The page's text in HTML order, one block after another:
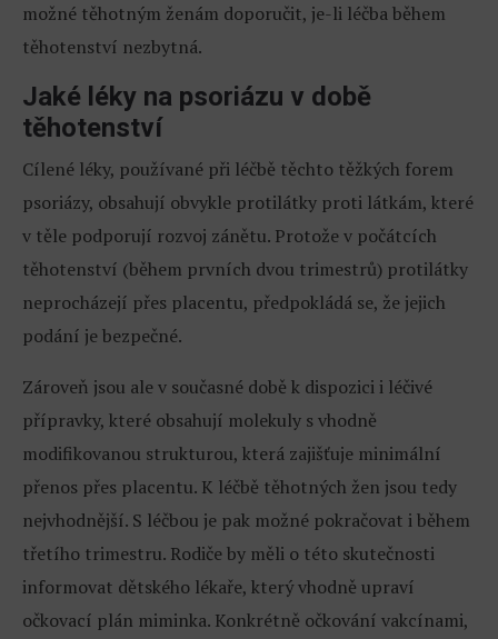
možné těhotným ženám doporučit, je-li léčba během
těhotenství nezbytná.
Jaké léky na psoriázu v době
těhotenství
Cílené léky, používané při léčbě těchto těžkých forem
psoriázy, obsahují obvykle protilátky proti látkám, které
v těle podporují rozvoj zánětu. Protože v počátcích
těhotenství (během prvních dvou trimestrů) protilátky
neprocházejí přes placentu, předpokládá se, že jejich
podání je bezpečné.
Zároveň jsou ale v současné době k dispozici i léčivé
přípravky, které obsahují molekuly s vhodně
modifikovanou strukturou, která zajišťuje minimální
přenos přes placentu. K léčbě těhotných žen jsou tedy
nejvhodnější. S léčbou je pak možné pokračovat i během
třetího trimestru. Rodiče by měli o této skutečnosti
informovat dětského lékaře, který vhodně upraví
očkovací plán miminka. Konkrétně očkování vakcínami,